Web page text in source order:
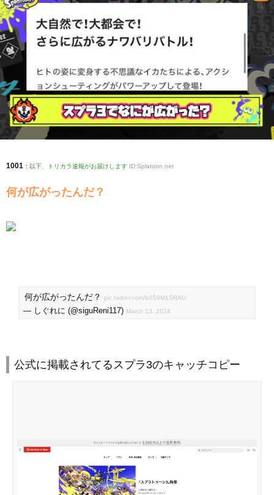
1001 : 以下、トリカラ速報がお届けします ID:Splatoon.net
何が広がったんだ？
何が広がったんだ？ pic.twitter.com/b0S9M1SRAU
— しぐれに (@siguReni117) March 13, 2024
公式に掲載されてるスプラ3のキャッチコピー